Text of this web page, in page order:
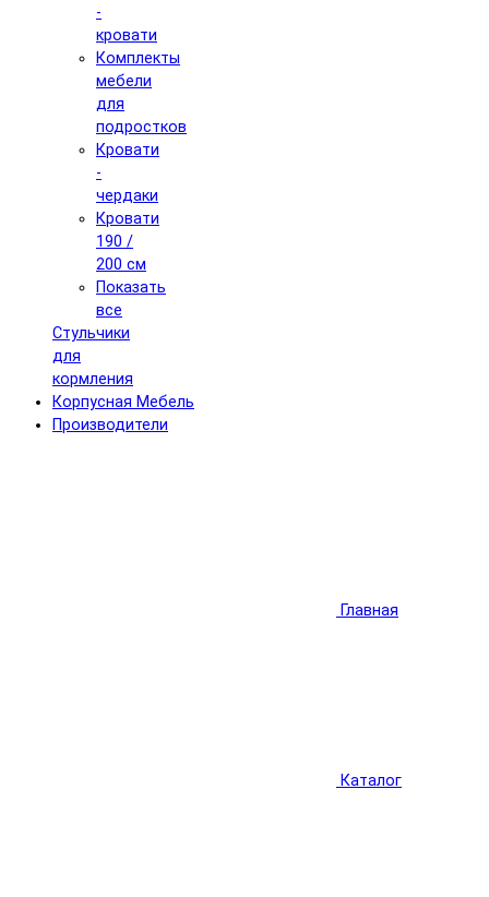
-
кровати
Комплекты
мебели
для
подростков
Кровати
-
чердаки
Кровати
190 /
200 см
Показать
все
Стульчики
для
кормления
Корпусная Мебель
Производители
Главная
Каталог